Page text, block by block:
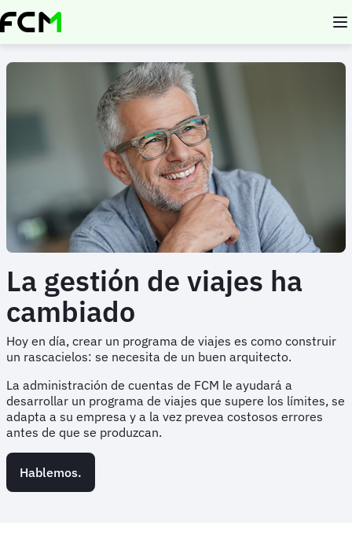
Pasar
al
La gestión de viajes ha
cambiado
Hoy en día, crear un programa de viajes es como construir
un rascacielos: se necesita de un buen arquitecto.
La administración de cuentas de FCM le ayudará a
desarrollar un programa de viajes que supere los límites, se
adapta a su empresa y a la vez prevea costosos errores
antes de que se produzcan.
Hablemos.